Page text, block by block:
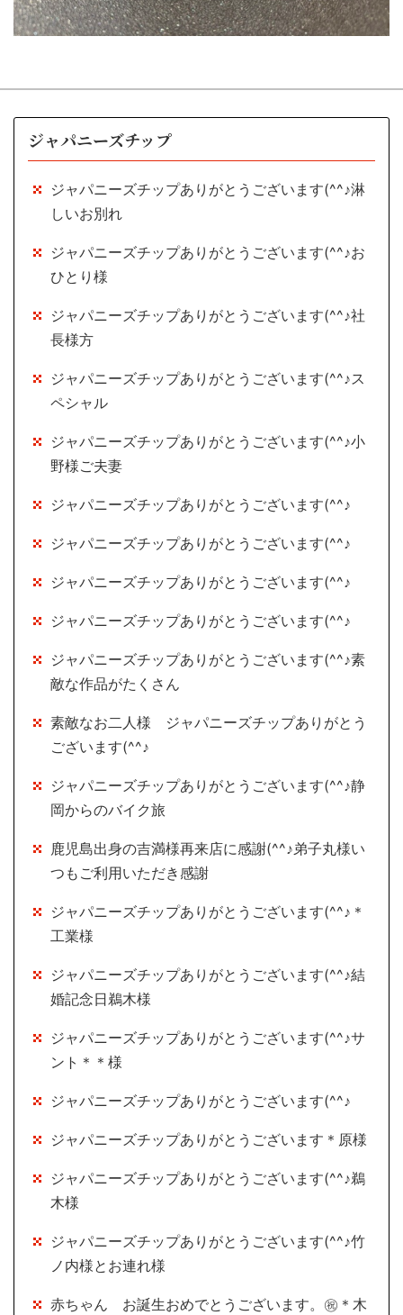
ジャパニーズチップ
ジャパニーズチップありがとうございます(^^♪淋
しいお別れ
ジャパニーズチップありがとうございます(^^♪お
ひとり様
ジャパニーズチップありがとうございます(^^♪社
長様方
ジャパニーズチップありがとうございます(^^♪ス
ペシャル
ジャパニーズチップありがとうございます(^^♪小
野様ご夫妻
ジャパニーズチップありがとうございます(^^♪
ジャパニーズチップありがとうございます(^^♪
ジャパニーズチップありがとうございます(^^♪
ジャパニーズチップありがとうございます(^^♪
ジャパニーズチップありがとうございます(^^♪素
敵な作品がたくさん
素敵なお二人様 ジャパニーズチップありがとう
ございます(^^♪
ジャパニーズチップありがとうございます(^^♪静
岡からのバイク旅
鹿児島出身の吉満様再来店に感謝(^^♪弟子丸様い
つもご利用いただき感謝
ジャパニーズチップありがとうございます(^^♪＊
工業様
ジャパニーズチップありがとうございます(^^♪結
婚記念日鵜木様
ジャパニーズチップありがとうございます(^^♪サ
ント＊＊様
ジャパニーズチップありがとうございます(^^♪
ジャパニーズチップありがとうございます＊原様
ジャパニーズチップありがとうございます(^^♪鵜
木様
ジャパニーズチップありがとうございます(^^♪竹
ノ内様とお連れ様
赤ちゃん お誕生おめでとうございます。㊗＊木